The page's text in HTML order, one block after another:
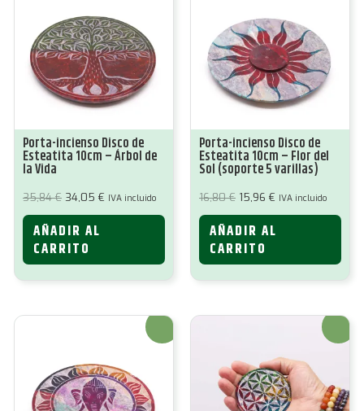
Porta-incienso Disco de
Esteatita 10cm – Árbol de
la Vida
35,84€ El
original
era:
35,84 €.
34,05 € El
actual
IVA incluido
AÑADIR AL
CARRITO
Porta-incienso Disco de
Esteatita 10cm – Flor del
Sol (soporte 5 varillas)
16,80€ El
original
era:
16,80 €.
15,96 € El
actual
15,96 €.
IVA incluido
AÑADIR AL
CARRITO
¡Oferta! ¡Oferta!